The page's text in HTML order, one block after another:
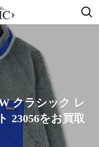
クラシック レ
23056をお買取